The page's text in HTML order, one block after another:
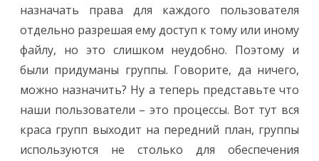
назначать права для каждого пользователя
отдельно разрешая ему доступ к тому или иному
файлу, но это слишком неудобно. Поэтому и
были придуманы группы. Говорите, да ничего,
можно назначить? Ну а теперь представьте что
наши пользователи – это процессы. Вот тут вся
краса групп выходит на передний план, группы
используются не столько для обеспечения